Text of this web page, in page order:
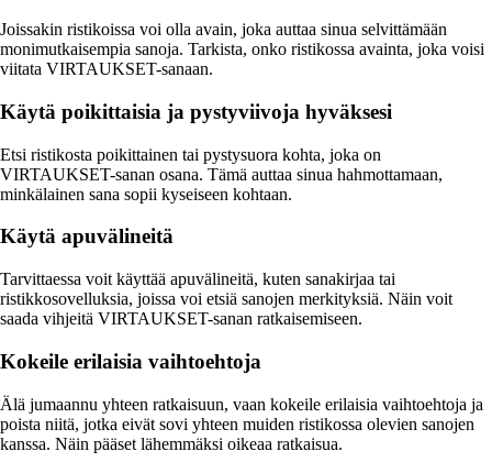
Joissakin ristikoissa voi olla avain, joka auttaa sinua selvittämään
monimutkaisempia sanoja. Tarkista, onko ristikossa avainta, joka voisi
viitata VIRTAUKSET-sanaan.
Käytä poikittaisia ja pystyviivoja hyväksesi
Etsi ristikosta poikittainen tai pystysuora kohta, joka on
VIRTAUKSET-sanan osana. Tämä auttaa sinua hahmottamaan,
minkälainen sana sopii kyseiseen kohtaan.
Käytä apuvälineitä
Tarvittaessa voit käyttää apuvälineitä, kuten sanakirjaa tai
ristikkosovelluksia, joissa voi etsiä sanojen merkityksiä. Näin voit
saada vihjeitä VIRTAUKSET-sanan ratkaisemiseen.
Kokeile erilaisia vaihtoehtoja
Älä jumaannu yhteen ratkaisuun, vaan kokeile erilaisia vaihtoehtoja ja
poista niitä, jotka eivät sovi yhteen muiden ristikossa olevien sanojen
kanssa. Näin pääset lähemmäksi oikeaa ratkaisua.